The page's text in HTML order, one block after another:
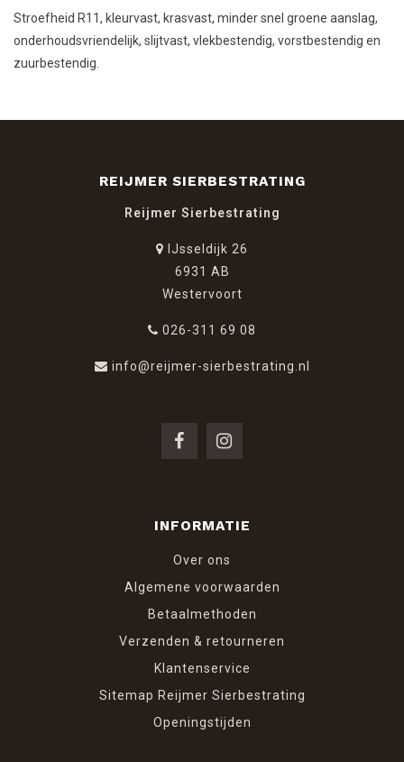
Stroefheid R11, kleurvast, krasvast, minder snel groene aanslag,
onderhoudsvriendelijk, slijtvast, vlekbestendig, vorstbestendig en
zuurbestendig.
REIJMER SIERBESTRATING
Reijmer Sierbestrating
IJsseldijk 26
6931 AB
Westervoort
026-311 69 08
info@reijmer-sierbestrating.nl
INFORMATIE
Over ons
Algemene voorwaarden
Betaalmethoden
Verzenden & retourneren
Klantenservice
Sitemap Reijmer Sierbestrating
Openingstijden